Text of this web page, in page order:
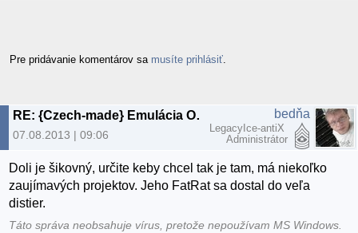
Pre pridávanie komentárov sa musíte prihlásiť
RE: {Czech-made} Emulácia OS X bináriek pod GNU/Linuxom?!
07.08.2013 | 09:06
bedňa
LegacyIce-antiX
Administrátor
Doli je šikovný, určite keby chcel tak je tam, má niekoľko
zaujímavých projektov. Jeho FatRat sa dostal do veľa
distier.
Táto správa neobsahuje vírus, pretože nepoužívam MS Windows.